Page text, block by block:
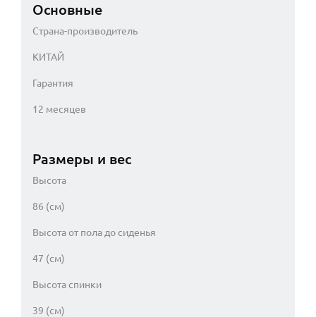
Основные
Страна-производитель
КИТАЙ
Гарантия
12 месяцев
Размеры и вес
Высота
86 (см)
Высота от пола до сиденья
47 (см)
Высота спинки
39 (см)